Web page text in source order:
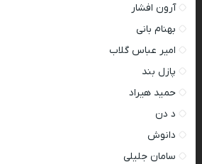
آرون افشار
بهنام بانی
امیر عباس گلاب
پازل بند
حمید هیراد
د دن
دانوش
سامان جلیلی